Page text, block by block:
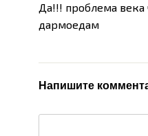
Да!!! проблема века
дармоедам
Напишите